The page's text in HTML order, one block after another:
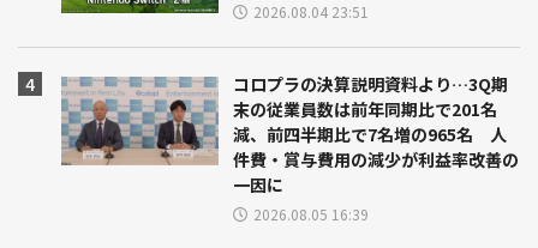
2026.08.04 23:51
コロプラの決算説明資料より…3Q期
末の従業員数は前年同期比で201名
減、前四半期比で7名増の965名 人
件費・賞与費用の減少が利益率改善の
一因に
2026.08.05 16:39